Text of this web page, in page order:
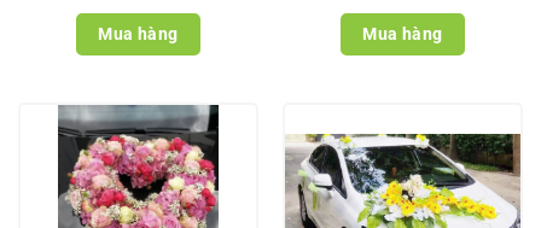
Mua hàng Mua hàng